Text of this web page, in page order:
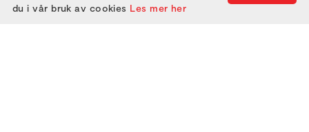
du i vår bruk av cookies Les mer her